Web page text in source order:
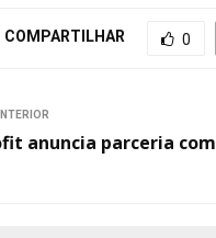
COMPARTILHAR 0
anuncia parceria